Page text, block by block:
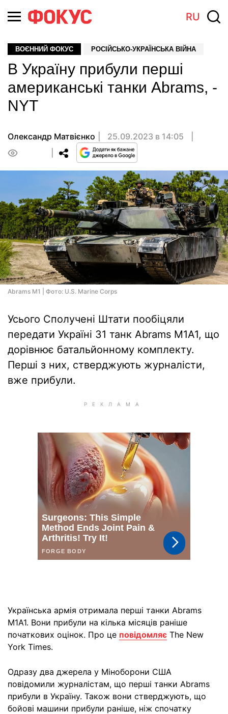
RU
ВОЄННИЙ ФОКУС РОСІЙСЬКО-УКРАЇНСЬКА ВІЙНА
В Україну прибули перші
американські танки Abrams, -
NYT
Олександр Матвієнко
25.09.2023 в 14:05
Abrams M1 | Фото: U.S. Marine Corps
Усього Сполучені Штати пообіцяли
передати Україні 31 танк Abrams M1А1, що
дорівнює батальйонному комплекту.
Перші з них, стверджують журналісти,
вже прибули.
Українська армія отримала перші танки Abrams
M1A1. Вони прибули на кілька місяців раніше
початкових оцінок. Про це повідомляє The New
York Times.
Одразу два джерела у Міноборони США
повідомили журналістам, що перші танки Abrams
прибули в Україну. Також вони стверджують, що
бойові машини прибули раніше, ніж спочатку